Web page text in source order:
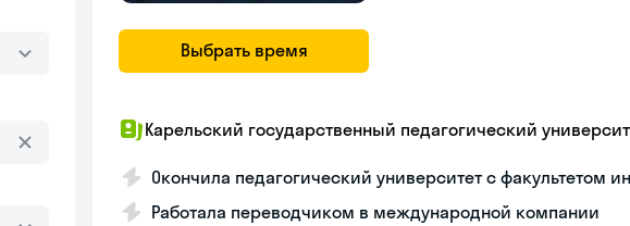
Выбрать время
Карельский государственный педагогический
Окончила педагогический университет с факультетом
Работала переводчиком в международной компании